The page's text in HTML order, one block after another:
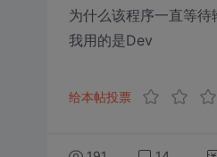
为什么该程序一直等待
我用的是Dev
给本帖投票